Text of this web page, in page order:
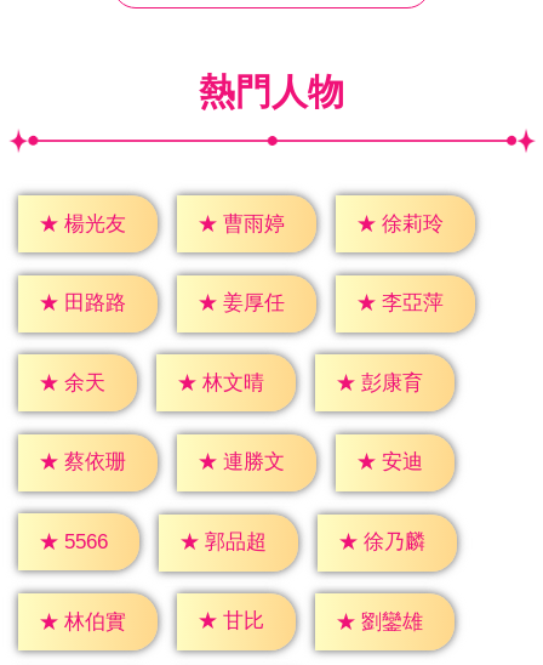
熱門人物
★ 楊光友 ★ 曹雨婷 ★ 徐莉玲
★ 田路路 ★ 姜厚任 ★ 李亞萍
★ 余天 ★ 林文晴 ★ 彭康育
★ 蔡依珊 ★ 連勝文 ★ 安迪
★ 5566 ★ 郭品超 ★ 徐乃麟
★ 林伯實 ★ 甘比 ★ 劉鑾雄